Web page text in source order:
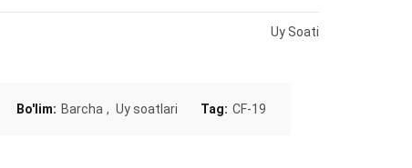
Uy Soati
Bo'lim: Barcha , Uy soatlari Tag: CF-19